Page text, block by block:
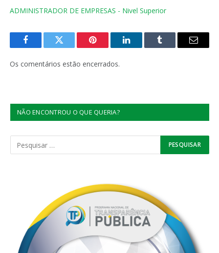
ADMINISTRADOR DE EMPRESAS - Nivel Superior
FacebookTwitter Pinterest LinkedInTumblr
E-
Os comentários estão encerrados.
NÃO ENCONTROU O QUE QUERIA?